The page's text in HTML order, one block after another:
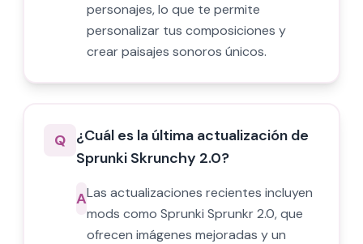
personajes, lo que te permite
personalizar tus composiciones y
crear paisajes sonoros únicos.
Q ¿Cuál es la última actualización de
Sprunki Skrunchy 2.0?
ALas actualizaciones recientes incluyen
mods como Sprunki Sprunkr 2.0, que
ofrecen imágenes mejoradas y un